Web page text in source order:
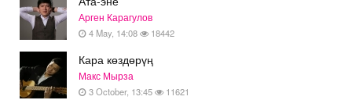
Арген Карагулов
4 May, 14:08 18442
Кара көздөрүң
Макс Мырза
3 October, 13:45 11621